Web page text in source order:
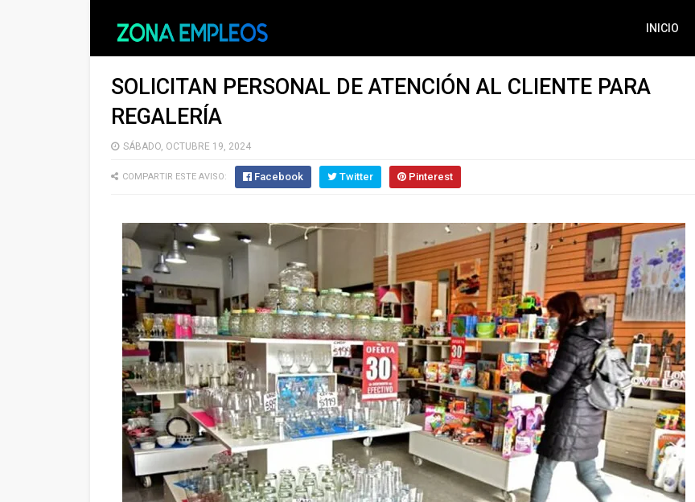
INICIO
SOLICITAN PERSONAL DE ATENCIÓN AL CLIENTE PARA
REGALERÍA
SÁBADO, OCTUBRE 19, 2024
COMPARTIR ESTE AVISO: Facebook Twitter Pinterest